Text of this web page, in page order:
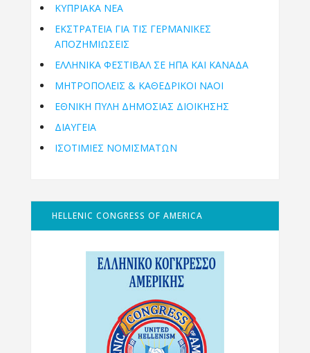
ΚΥΠΡΙΑΚΑ ΝΕΑ
ΕΚΣΤΡΑΤΕΙΑ ΓΙΑ ΤΙΣ ΓΕΡΜΑΝΙΚΕΣ
ΑΠΟΖΗΜΙΩΣΕΙΣ
ΕΛΛΗΝΙΚΆ ΦΕΣΤΙΒΆΛ ΣΕ ΗΠΑ ΚΑΙ ΚΑΝΑΔΑ
ΜΗΤΡΟΠΌΛΕΙΣ & ΚΑΘΕΔΡΙΚΟΊ ΝΑΟΊ
ΕΘΝΙΚΉ ΠΎΛΗ ΔΗΜΌΣΙΑΣ ΔΙΟΊΚΗΣΗΣ
ΔΙΑΥΓΕΙΑ
ΙΣΟΤΙΜΙΕΣ ΝΟΜΙΣΜΑΤΩΝ
HELLENIC CONGRESS OF AMERICA